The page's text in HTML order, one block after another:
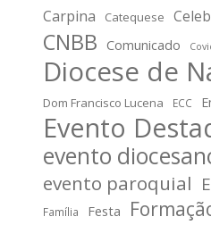
Carpina Catequese
CNBB Comunicado
Diocese de
Dom Francisco Lucena
ECC
Evento
evento
evento paroquial
Família Festa